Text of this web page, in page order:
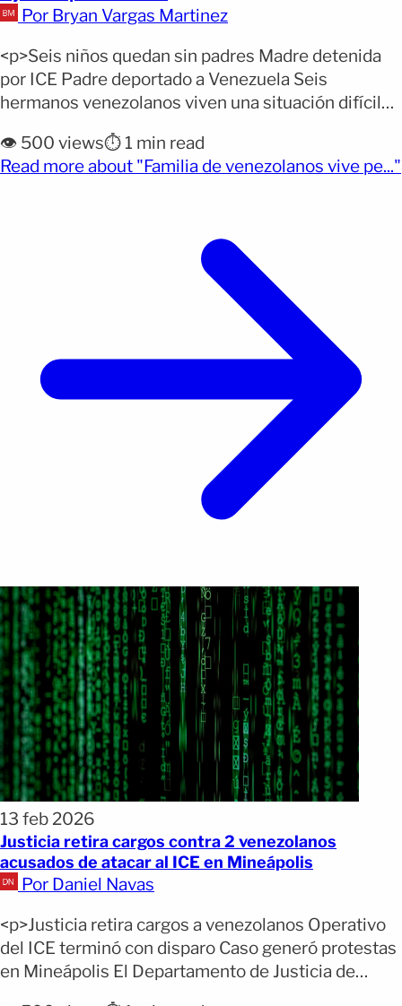
Por Bryan Vargas Martinez
<p>Seis niños quedan sin padres Madre detenida
por ICE Padre deportado a Venezuela Seis
hermanos venezolanos viven una situación difícil
durante los últimos cuatro meses. El padre fue
detenido por agentes de inmigración y
👁️ 500 views⏱️ 1 min read
Read more about "Familia de venezolanos vive pe..."
13 feb 2026
Justicia retira cargos contra 2 venezolanos
acusados de atacar al ICE en Mineápolis
Por Daniel Navas
<p>Justicia retira cargos a venezolanos Operativo
del ICE terminó con disparo Caso generó protestas
en Mineápolis El Departamento de Justicia de